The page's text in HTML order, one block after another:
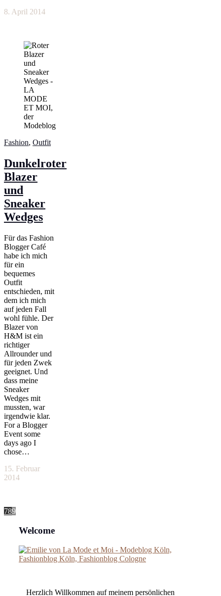
8. April 2014
Fashion, Outfit
Dunkelroter
Blazer
und
Sneaker
Wedges
Für das Fashion
Blogger Café
habe ich mich
für ein
bequemes
Outfit
entschieden, mit
dem ich mich
auf jeden Fall
wohl fühle. Der
Blazer von
H&M ist ein
richtiger
Allrounder und
für jeden Zwek
geeignet. Und
dass meine
Sneaker
Wedges mit
mussten, war
irgendwie klar.
For a Blogger
Event some
days ago I
chose…
15. Februar
2014
789
Welcome
Herzlich Willkommen auf meinem persönlichen